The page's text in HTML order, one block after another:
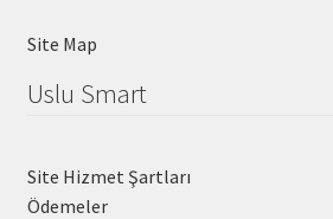
Site Map
Uslu Smart
Site Hizmet Şartları
Ödemeler